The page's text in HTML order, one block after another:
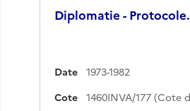
Diplomatie - Protocole.
Date
1973-1982
Cote